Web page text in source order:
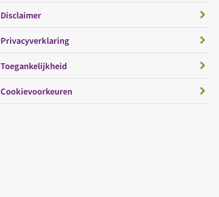
Disclaimer
Privacyverklaring
Toegankelijkheid
Cookievoorkeuren